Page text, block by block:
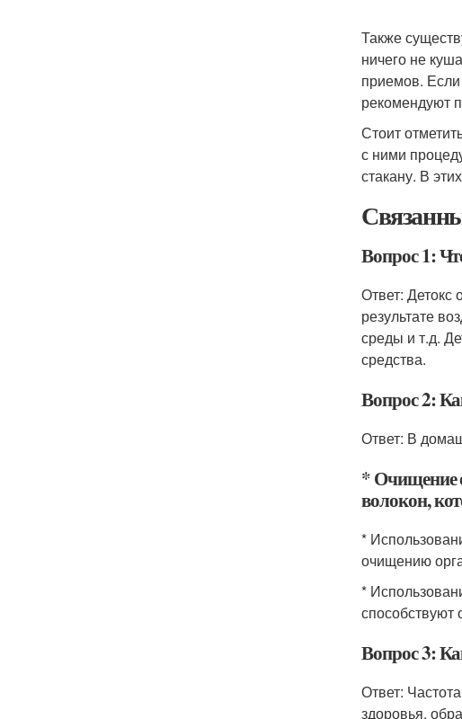
Также
ничего не
приемов.
рекомендуют
Стоит
с ними
стакану. В
Вопрос 1:
Ответ: Детокс
результате
среды и т.д.
средства.
Вопрос 2:
Ответ: В
* Очищение
волокон,
*
очищению
*
способствуют
Вопрос 3:
Ответ:
здоровья,